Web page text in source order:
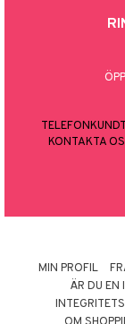
KONTAKTA
MIN PROFIL
ÄR DU EN